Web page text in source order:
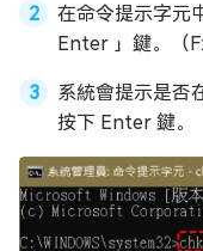
在命令提示字元
Enter 」鍵。（
系統會提示是否
按下 Enter 鍵。